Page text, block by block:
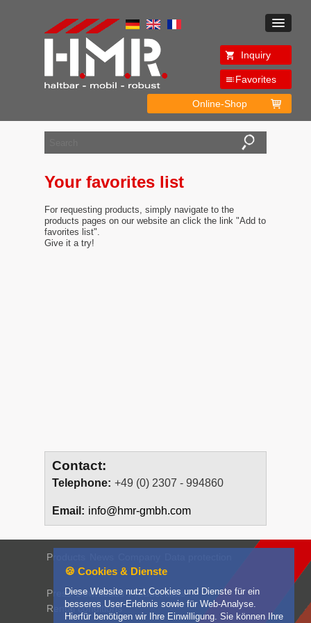
Inquiry
Favorites
Online-Shop
Your favorites list
For requesting products, simply navigate to the
products pages on our website an click the link "Add to
favorites list".
Give it a try!
Contact:
Telephone: +49 (0) 2307 - 994860
Email: info@hmr-gmbh.com
Products
Press Downloads Product films
Rental conditions
🍪 Cookies & Dienste
Diese Website nutzt Cookies und Dienste für ein
besseres User-Erlebnis sowie für Web-Analyse.
Hierfür benötigen wir Ihre Einwilligung. Sie können Ihre